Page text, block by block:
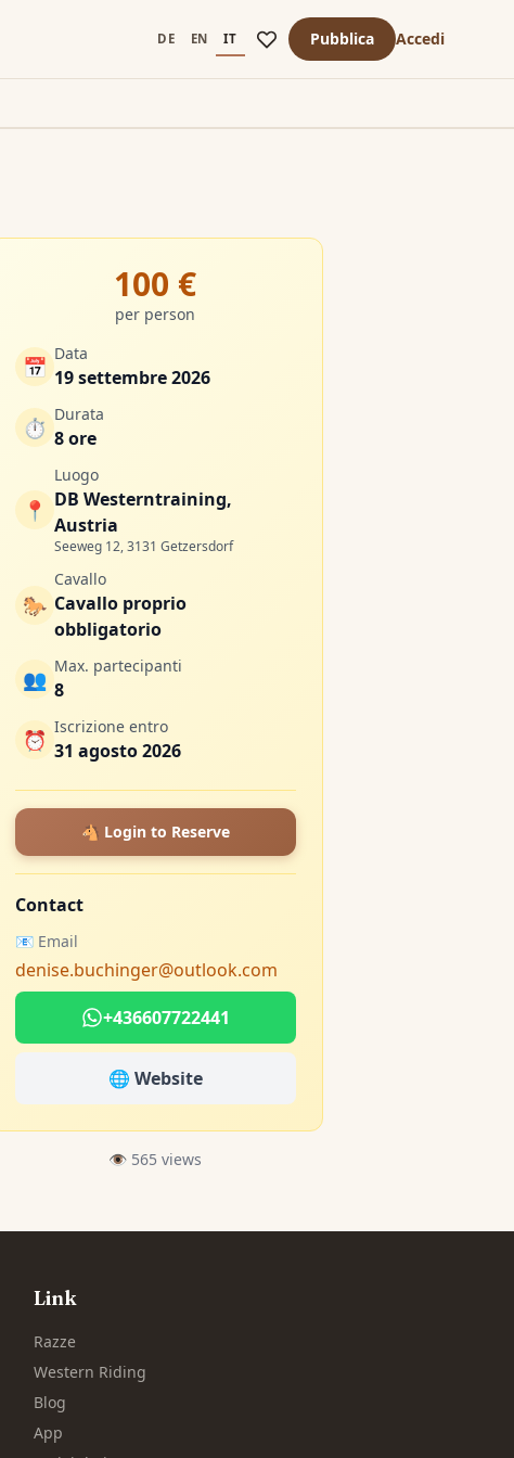
DE EN IT Pubblica Accedi
100 €
per person
📅
Data
19 settembre 2026
⏱️
Durata
8 ore
📍
Luogo
DB Westerntraining,
Austria
Seeweg 12, 3131 Getzersdorf
🐎
Cavallo
Cavallo proprio
obbligatorio
👥
Max. partecipanti
8
⏰
Iscrizione entro
31 agosto 2026
🐴 Login to Reserve
Contact
📧 Email
denise.buchinger@outlook.com
+436607722441
🌐 Website
👁️ 565 views
Link
Razze
Western Riding
Blog
App